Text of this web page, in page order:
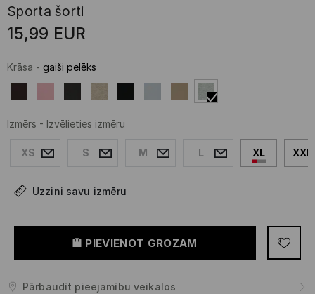
Sporta šorti
15,99 EUR
Krāsa - gaiši pelēks
Izmērs - Izvēlieties izmēru
XS S M L XL XXL
Uzzini savu izmēru
PIEVIENOT GROZAM
Pārbaudīt pieejamību veikalos